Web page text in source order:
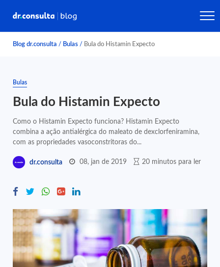
Blog dr.consulta / Bulas / Bula do Histamin Expecto
Bulas
Bula do Histamin Expecto
Como o Histamin Expecto funciona? Histamin Expecto
combina a ação antialérgica do maleato de dexclorfeniramina,
com as propriedades vasoconstritoras do...
dr.consulta 08, jan de 2019 20 minutos para ler